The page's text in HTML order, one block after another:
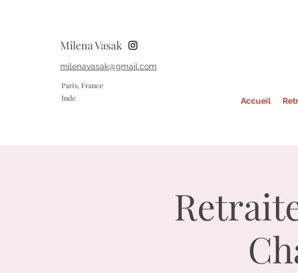
Milena Vasak
milenavasak@gmail.com
Paris, France
Inde
Accueil